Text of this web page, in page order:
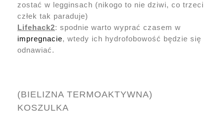
zostać w legginsach (nikogo to nie dziwi, co trzeci
człek tak paraduje)
Lifehack2: spodnie warto wyprać czasem w
impregnacie, wtedy ich hydrofobowość będzie się
odnawiać.
(BIELIZNA TERMOAKTYWNA)
KOSZULKA